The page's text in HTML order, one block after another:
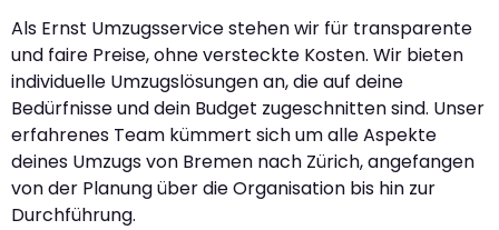
Als Ernst Umzugsservice stehen wir für transparente
und faire Preise, ohne versteckte Kosten. Wir bieten
individuelle Umzugslösungen an, die auf deine
Bedürfnisse und dein Budget zugeschnitten sind. Unser
erfahrenes Team kümmert sich um alle Aspekte
deines Umzugs von Bremen nach Zürich, angefangen
von der Planung über die Organisation bis hin zur
Durchführung.